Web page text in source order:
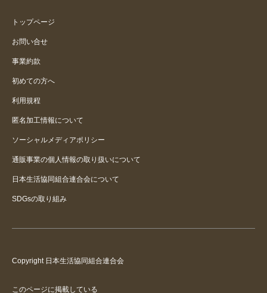
トップページ
お問い合せ
事業約款
初めての方へ
利用規程
匿名加工情報について
ソーシャルメディアポリシー
通販事業の個人情報の取り扱いについて
日本生活協同組合連合会について
SDGsの取り組み
Copyright 日本生活協同組合連合会
このページに掲載している